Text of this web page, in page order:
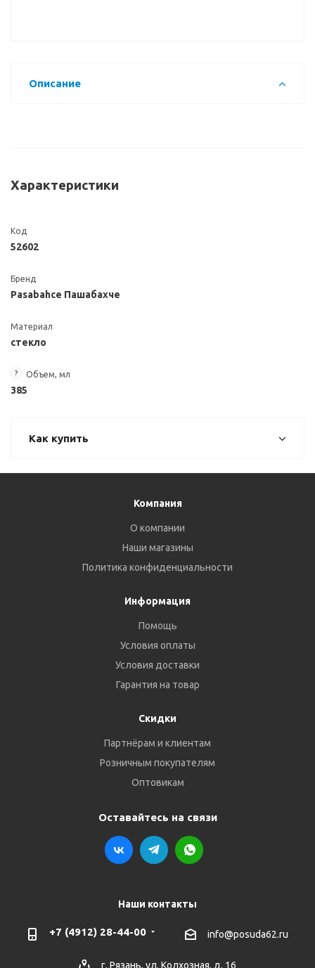
Описание
Характеристики
Код
52602
Бренд
Pasabahce Пашабахче
Материал
стекло
? Объем, мл
385
Как купить
Компания
О компании
Наши магазины
Политика конфиденциальности
Информация
Помощь
Условия оплаты
Условия доставки
Гарантия на товар
Скидки
Партнёрам и клиентам
Розничным покупателям
Оптовикам
Оставайтесь на связи
Наши контакты
+7 (4912) 28-44-00 info@posuda62.ru
г. Рязань, ул. Колхозная, д. 16